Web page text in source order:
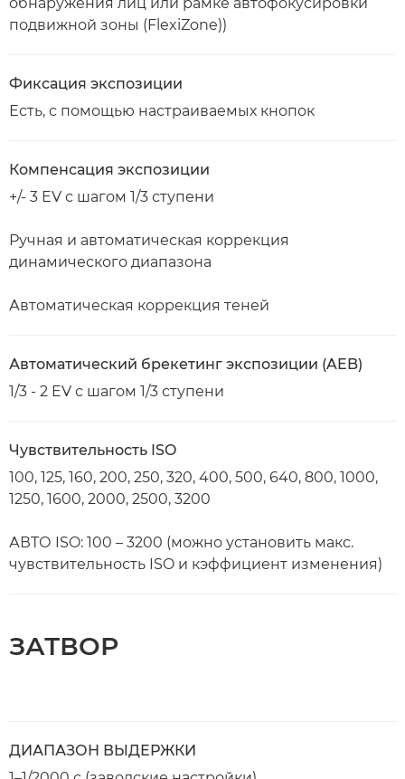
обнаружения лиц или рамке автофокусировки
подвижной зоны (FlexiZone))
Фиксация экспозиции
Есть, с помощью настраиваемых кнопок
Компенсация экспозиции
+/- 3 EV с шагом 1/3 ступени
Ручная и автоматическая коррекция
динамического диапазона
Автоматическая коррекция теней
Автоматический брекетинг экспозиции (AEB)
1/3 - 2 EV с шагом 1/3 ступени
Чувствительность ISO
100, 125, 160, 200, 250, 320, 400, 500, 640, 800, 1000,
1250, 1600, 2000, 2500, 3200
АВТО ISO: 100 – 3200 (можно установить макс.
чувствительность ISO и кэффициент изменения)
ЗАТВОР
ДИАПАЗОН ВЫДЕРЖКИ